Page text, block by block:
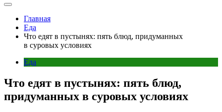
Главная
Еда
Что едят в пустынях: пять блюд, придуманных
в суровых условиях
Еда
Что едят в пустынях: пять блюд,
придуманных в суровых условиях